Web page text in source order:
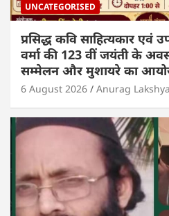
UNCATEGORISED
प्रसिद्ध कवि साहित्यकार एवं
वर्मा की 123 वीं जयंती के
सम्मेलन और मुशायरे का
6 August 2026 Anurag Lakshya